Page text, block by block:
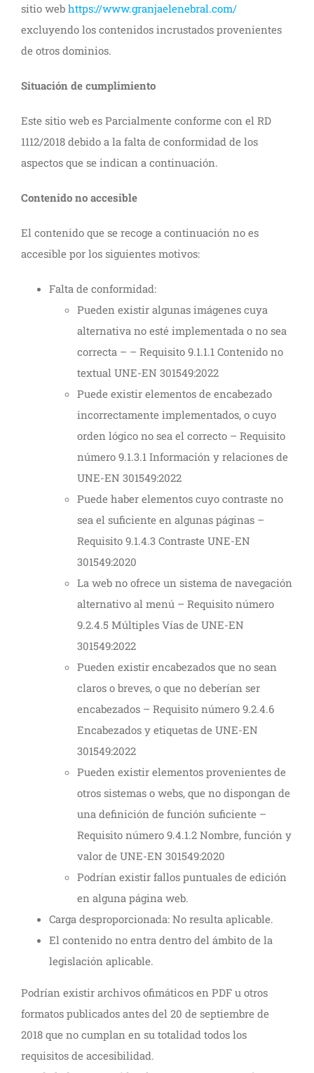
sitio web https://www.granjaelenebral.com/
excluyendo los contenidos incrustados provenientes
de otros dominios.
Situación de cumplimiento
Este sitio web es Parcialmente conforme con el RD
1112/2018 debido a la falta de conformidad de los
aspectos que se indican a continuación.
Contenido no accesible
El contenido que se recoge a continuación no es
accesible por los siguientes motivos:
Falta de conformidad:
Pueden existir algunas imágenes cuya
alternativa no esté implementada o no sea
correcta – – Requisito 9.1.1.1 Contenido no
textual UNE-EN 301549:2022
Puede existir elementos de encabezado
incorrectamente implementados, o cuyo
orden lógico no sea el correcto – Requisito
número 9.1.3.1 Información y relaciones de
UNE-EN 301549:2022
Puede haber elementos cuyo contraste no
sea el suficiente en algunas páginas –
Requisito 9.1.4.3 Contraste UNE-EN
301549:2020
La web no ofrece un sistema de navegación
alternativo al menú – Requisito número
9.2.4.5 Múltiples Vías de UNE-EN
301549:2022
Pueden existir encabezados que no sean
claros o breves, o que no deberían ser
encabezados – Requisito número 9.2.4.6
Encabezados y etiquetas de UNE-EN
301549:2022
Pueden existir elementos provenientes de
otros sistemas o webs, que no dispongan de
una definición de función suficiente –
Requisito número 9.4.1.2 Nombre, función y
valor de UNE-EN 301549:2020
Podrían existir fallos puntuales de edición
en alguna página web.
Carga desproporcionada: No resulta aplicable.
El contenido no entra dentro del ámbito de la
legislación aplicable.
Podrían existir archivos ofimáticos en PDF u otros
formatos publicados antes del 20 de septiembre de
2018 que no cumplan en su totalidad todos los
requisitos de accesibilidad.